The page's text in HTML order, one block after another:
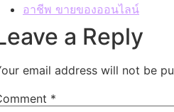
อาชีพ ขายของออนไลน์
a Reply
email address will not be
*